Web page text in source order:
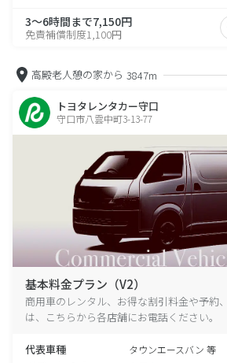
3～6時間まで7,150円
免責補償制度1,100円
高殿老人憩の家から 3847m
トヨタレンタカー守口
守口市八雲中町3-13-77
基本料金プラン（V2）
商用車のレンタル、お得な割引料金や予約
は、こちらから各店舗にお電話ください。
代表車種 タウンエースバン 等